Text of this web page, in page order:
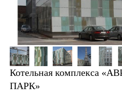
Котельная комплекса
ПАРК»